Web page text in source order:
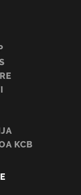
KCB